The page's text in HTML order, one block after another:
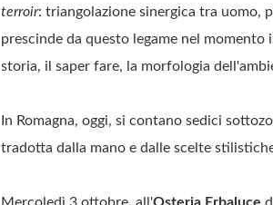
terroir: triangolazione sinergica tra uomo,
prescinde da questo legame nel
storia, il saper fare, la morfologia
In Romagna, oggi, si contano sedici
tradotta dalla mano e dalle scelte
Mercoledì 3 ottobre, all'Osteria Erbaluce